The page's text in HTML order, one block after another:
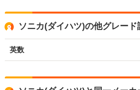
ソニカ(ダイハツ)の他グレー
英数